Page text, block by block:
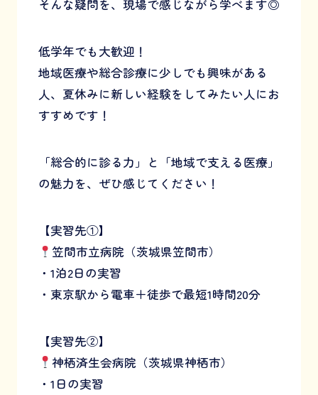
そんな疑問を、現場で感じながら学べます◎
低学年でも大歓迎！
地域医療や総合診療に少しでも興味がある
人、夏休みに新しい経験をしてみたい人にお
すすめです！
「総合的に診る力」と「地域で支える医療」
の魅力を、ぜひ感じてください！
【実習先①】
笠間市立病院（茨城県笠間市）
・1泊2日の実習
・東京駅から電車＋徒歩で最短1時間20分
【実習先②】
神栖済生会病院（茨城県神栖市）
・1日の実習